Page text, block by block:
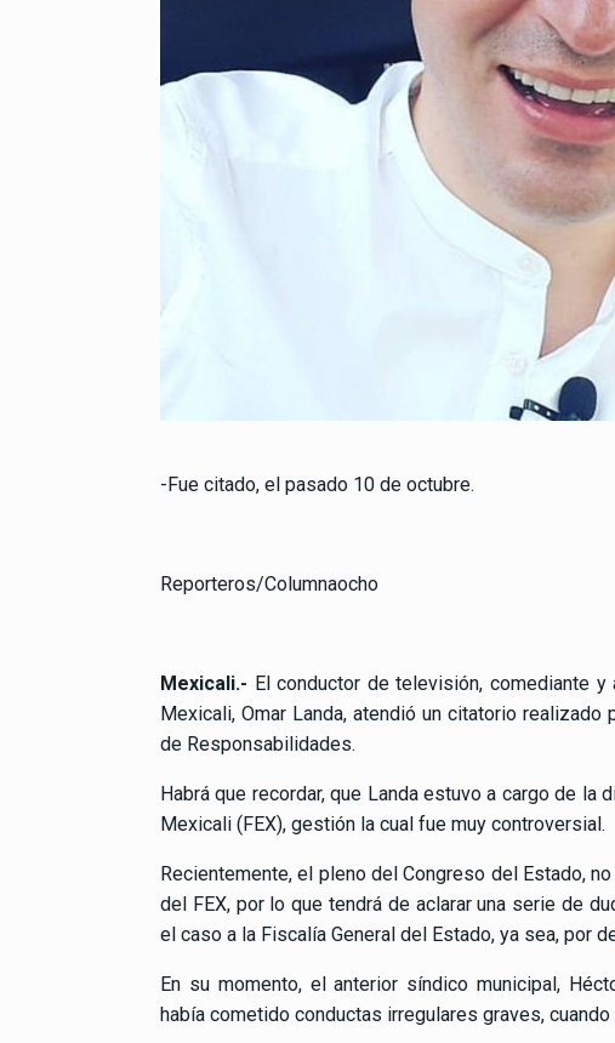
-Fue citado, el pasado 10 de octubre.
Reporteros/Columnaocho
Mexicali.- El conductor de televisión, comediante
Mexicali, Omar Landa, atendió un citatorio
de Responsabilidades.
Habrá que recordar, que Landa estuvo a cargo de
Mexicali (FEX), gestión la cual fue muy controversial.
Recientemente, el pleno del Congreso del Estado,
del FEX, por lo que tendrá de aclarar una serie de
el caso a la Fiscalía General del Estado, ya sea, por
En su momento, el anterior síndico municipal,
había cometido conductas irregulares graves,